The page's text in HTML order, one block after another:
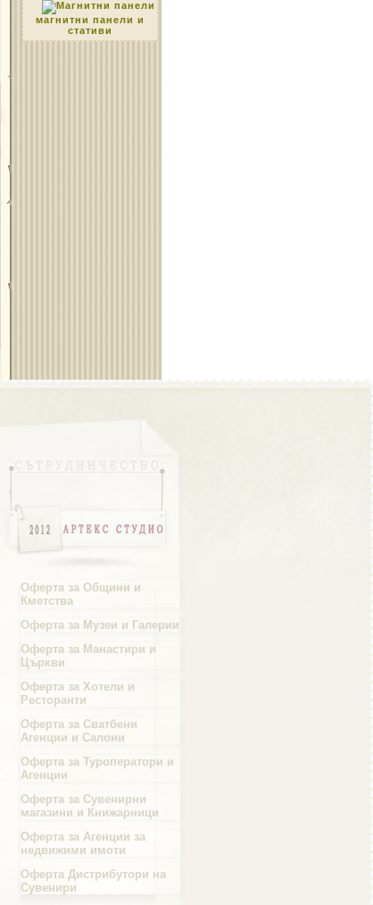
Област Русе
Област Силистра
Област Сливен
Област Смолян
магнитни панели и
стативи
Оферта за Общини и
Кметства
Оферта за Музеи и Галерии
Оферта за Манастири и
Църкви
Оферта за Хотели и
Ресторанти
Оферта за Сватбени
Агенции и Салони
Оферта за Туроператори и
Агенции
Оферта за Сувенирни
магазини и Книжарници
Оферта за Агенции за
недвижими имоти
Оферта Дистрибутори на
Сувенири